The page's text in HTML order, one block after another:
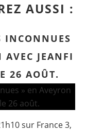
AUSSI :
INCONNUES
AVEC JEANFI
26 AOÛT.
sur France 3,